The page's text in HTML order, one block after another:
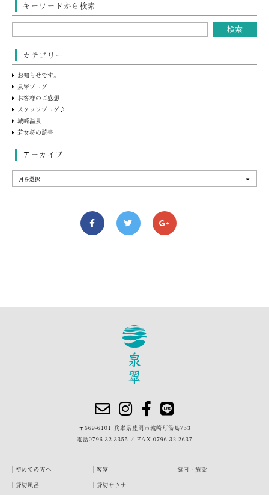
キーワードから検索
カテゴリー
お知らせです。
泉翠ブログ
お客様のご感想
スタッフブログ♪
城崎温泉
若女将の読書
アーカイブ
〒669-6101 兵庫県豊岡市城崎町湯島753
電話0796-32-3355 / FAX.0796-32-2637
初めての方へ 客室
館内・施設
貸切風呂
貸切サウナ